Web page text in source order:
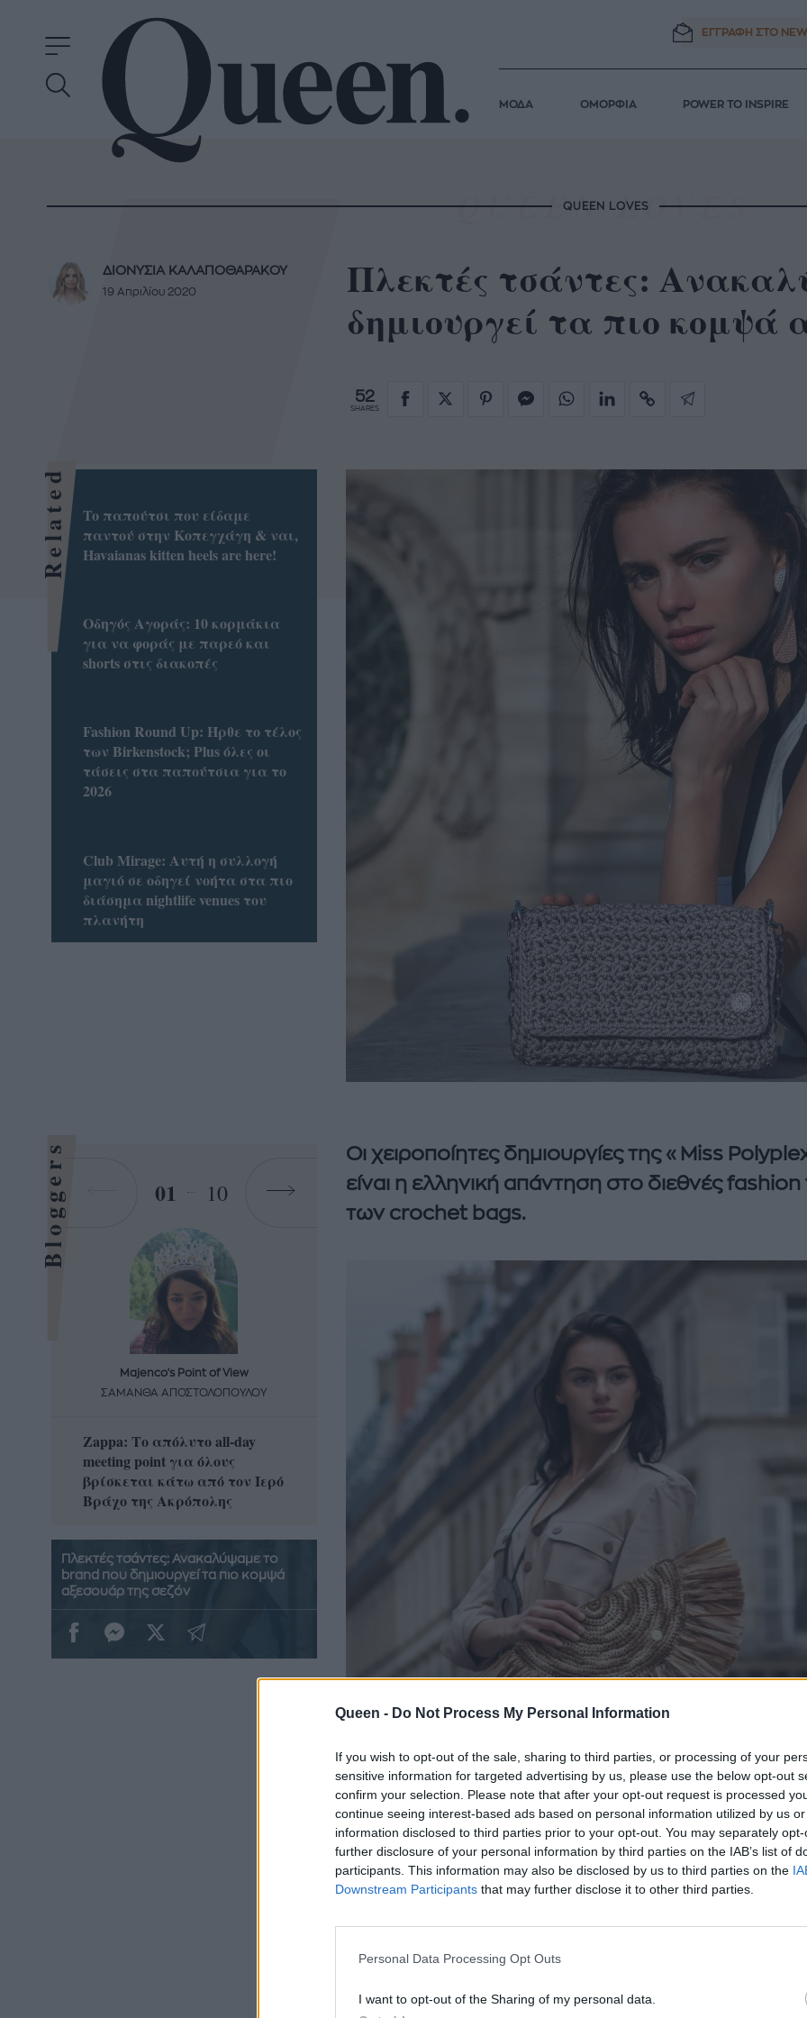
Queen - Do Not Process My Personal Information
If you wish to opt-out of the sale, sharing to third parties, or processing of your
sensitive information for targeted advertising by us, please use the below opt-out
confirm your selection. Please note that after your opt-out request is processed
continue seeing interest-based ads based on personal information utilized by us
information disclosed to third parties prior to your opt-out. You may separately
further disclosure of your personal information by third parties on the IAB’s list of
participants. This information may also be disclosed by us to third parties on the
Downstream Participants that may further disclose it to other third parties.
Personal Data Processing Opt Outs
I want to opt-out of the Sharing of my personal data.
ΕΓΓΡΑΦΗ ΣΤΟ
ΜΟΔΑ ΟΜΟΡΦΙΑ POWER TO INSPIRE
QUEEN LOVES
Πλεκτές τσάντες:
δημιουργεί τα πιο κομψά
52
SHARES
ΔΙΟΝΥΣΙΑ ΚΑΛΑΠΟΘΑΡΑΚΟΥ
19 Απριλίου 2020
Oι χειροποίητες δημιουργίες της «Μiss
είναι η ελληνική απάντηση στο διεθνές
των crochet bags.
Le Retour à Paris» («Η επιστροφή στο Παρίσι»): έτσι
ελληνικό κοινό brand «Μiss Polyplexi» και μπορεί αυτήν
Related
To παπούτσι που είδαμε
παντού στην Κοπεγχάγη & ναι,
Havaianas kitten heels are here!
Οδηγός Αγοράς: 10 κορμάκια
για να φοράς με παρεό και
shorts στις διακοπές
Fashion Round Up: Ήρθε το τέλος
των Birkenstock; Plus όλες οι
τάσεις στα παπούτσια για το
2026
Club Mirage: Αυτή η συλλογή
μαγιό σε οδηγεί νοήτα στα πιο
διάσημα nightlife venues του
πλανήτη
Bloggers 01 10
Majenco's Point of View
ΣΑΜΑΝΘΑ ΑΠΟΣΤΟΛΟΠΟΥΛΟΥ
Zappa: Το απόλυτο all-day
meeting point για όλους
βρίσκεται κάτω από τον Ιερό
Βράχο της Ακρόπολης
δροσερή σαλάτα με
καρπούζι, φέτα και φράουλες
που θα λατρέψετε
Nτίνα Νικολάου: «Όταν
έπαθα την πρώτη κρίση
πανικού νόμιζα πως θα
Πλεκτές τσάντες: Ανακαλύψαμε το
brand που δημιουργεί τα πιο κομψά
αξεσουάρ της σεζόν